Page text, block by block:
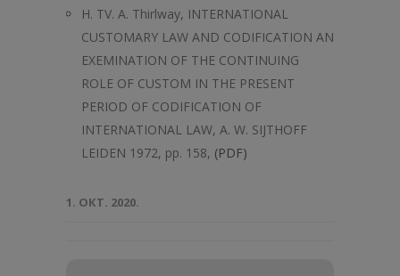
H. TV. A. Thirlway, INTERNATIONAL
CUSTOMARY LAW AND CODIFICATION AN
EXEMINATION OF THE CONTINUING
ROLE OF CUSTOM IN THE PRESENT
PERIOD OF CODIFICATION OF
INTERNATIONAL LAW, A. W. SIJTHOFF
LEIDEN 1972, pp. 158, (PDF)
1. ОКТ. 2020.